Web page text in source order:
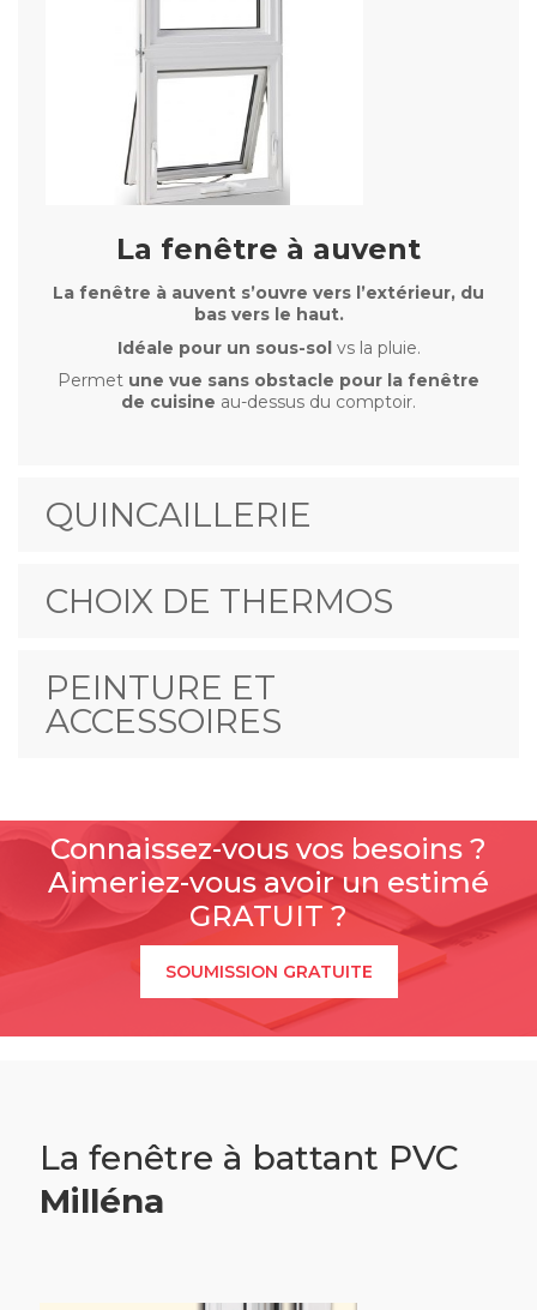
La fenêtre à auvent
La fenêtre à auvent s’ouvre vers l’extérieur, du
bas vers le haut.
Idéale pour un sous-solvs la pluie.
Permet une vue sans obstacle pour la fenêtre
de cuisine au-dessus du comptoir.
QUINCAILLERIE
CHOIX DE THERMOS
PEINTURE ET
ACCESSOIRES
Connaissez-vous vos besoins ?
Aimeriez-vous avoir un estimé
GRATUIT ?
SOUMISSION GRATUITE
La fenêtre à battant PVC
Milléna